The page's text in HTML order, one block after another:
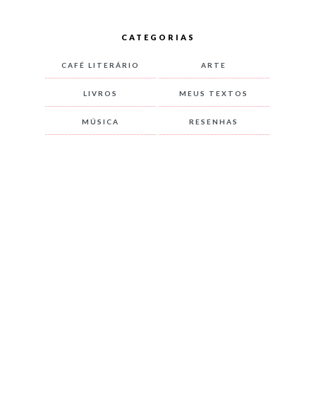
CATEGORIAS
CAFÉ LITERÁRIO ARTE
LIVROS MEUS TEXTOS
MÚSICA RESENHAS